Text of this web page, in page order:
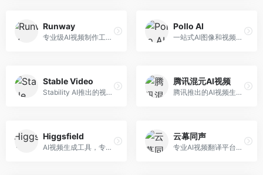
Runway
专业级AI视频制作工具，支持视频生成与编辑。面向影视制作人和创意工作者，提供文生视频、视频编辑、绿幕抠像等专业功能，视频处理能力强，适合专业创作场景。
Pollo AI
一站式AI图像和视频创作平台，整合多种生成工具。面向内容创作者，提供文生图、文生视频、视频编辑等服务，创作工具全面，一站式体验便捷。
Stable Video
Stability AI推出的视频生成模型，开源可部署。面向开发者和专业创作者，支持视频生成、视频编辑等功能，开源生态完善，定制化程度高。
腾讯混元AI视频
腾讯推出的AI视频生成工具，基于混元大模型。面向腾讯生态用户和内容创作者，支持文生视频、视频编辑等功能，与腾讯产品生态深度整合。
Higgsfield
AI视频生成工具，专注于高质量视频内容创作。面向视频创作者和营销人员，支持文生视频、视频编辑等功能，视频效果逼真，适合商业应用。
云幕同声
专业AI视频翻译平台，支持视频多语言配音和字幕生成。面向跨境电商和内容出海从业者，提供视频翻译、配音、字幕生成等服务，多语言支持完善。